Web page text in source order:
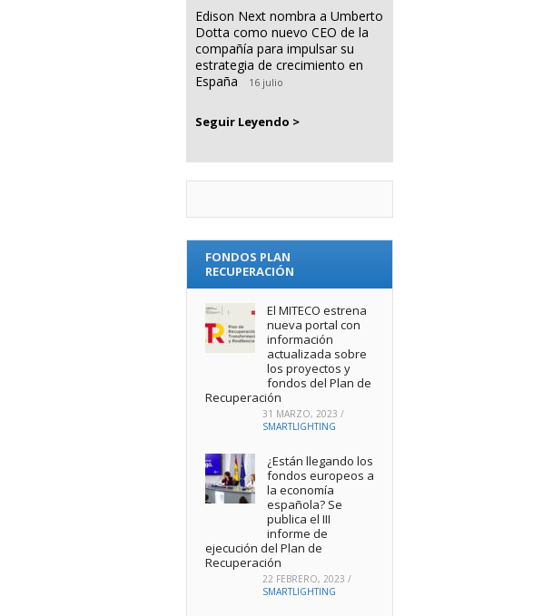
Edison Next nombra a Umberto
Dotta como nuevo CEO de la
compañía para impulsar su
estrategia de crecimiento en
España
16 julio
Seguir Leyendo >
FONDOS PLAN
RECUPERACIÓN
El MITECO estrena
nueva portal con
información
actualizada sobre
los proyectos y
fondos del Plan de
Recuperación
31 MARZO, 2023 /
SMARTLIGHTING
¿Están llegando los
fondos europeos a
la economía
española? Se
publica el III
informe de
ejecución del Plan de
Recuperación
22 FEBRERO, 2023 /
SMARTLIGHTING